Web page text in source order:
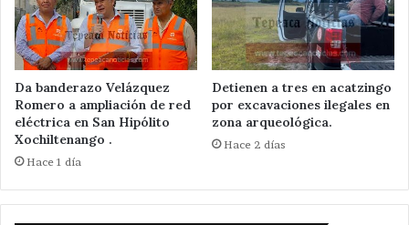
Da banderazo Velázquez
Romero a ampliación de red
eléctrica en San Hipólito
Xochiltenango .
Hace 1 día
Detienen a tres en acatzingo
por excavaciones ilegales en
zona arqueológica.
Hace 2 días